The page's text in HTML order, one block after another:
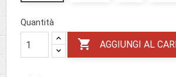
Quantità
 AGGIUNGI AL